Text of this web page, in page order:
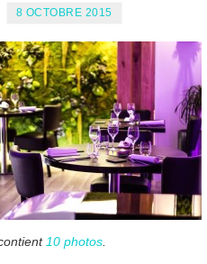
8 OCTOBRE 2015
10 photos.